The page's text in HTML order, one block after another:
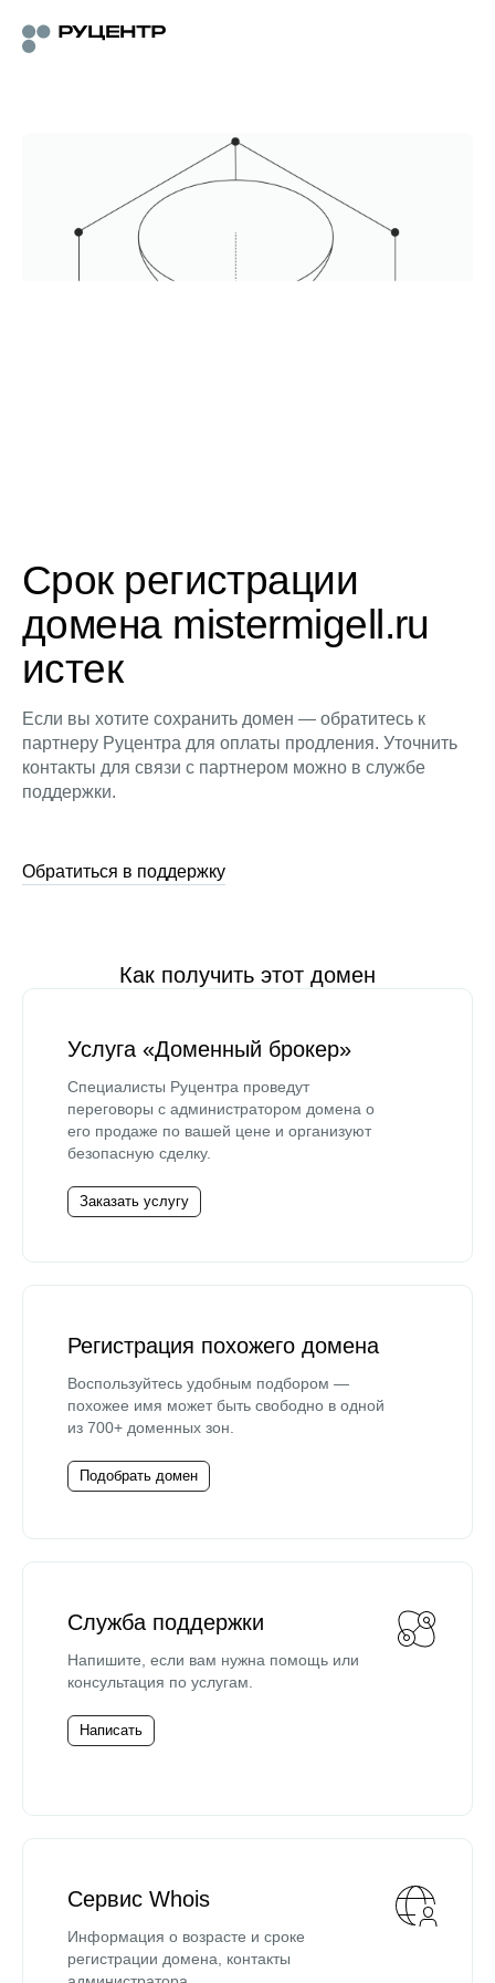
Срок регистрации
домена mistermigell.ru
истек
Если вы хотите сохранить домен — обратитесь к
партнеру Руцентра для оплаты продления. Уточнить
контакты для связи с партнером можно в службе
поддержки.
Обратиться в поддержку
Как получить этот домен
Услуга «Доменный брокер»
Специалисты Руцентра проведут
переговоры с администратором домена о
его продаже по вашей цене и организуют
безопасную сделку.
Заказать услугу
Регистрация похожего домена
Воспользуйтесь удобным подбором —
похожее имя может быть свободно в одной
из 700+ доменных зон.
Подобрать домен
Служба поддержки
Напишите, если вам нужна помощь или
консультация по услугам.
Написать
Сервис Whois
Информация о возрасте и сроке
регистрации домена, контакты